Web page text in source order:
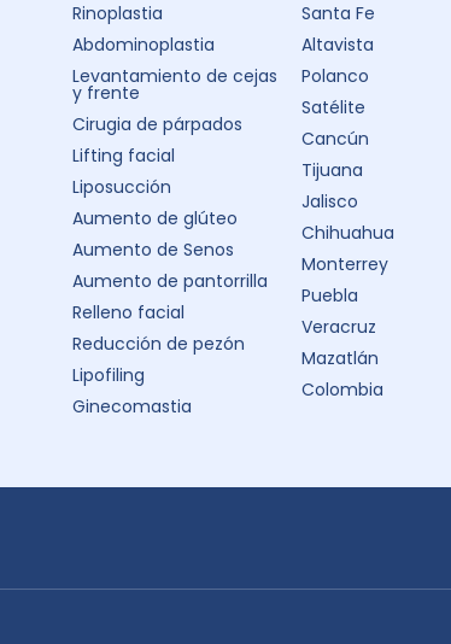
Rinoplastia
Abdominoplastia
Levantamiento de cejas
y frente
Cirugia de párpados
Lifting facial
Liposucción
Aumento de glúteo
Aumento de Senos
Aumento de pantorrilla
Relleno facial
Reducción de pezón
Lipofiling
Ginecomastia
Santa Fe
Altavista
Polanco
Satélite
Cancún
Tijuana
Jalisco
Chihuahua
Monterrey
Puebla
Veracruz
Mazatlán
Colombia